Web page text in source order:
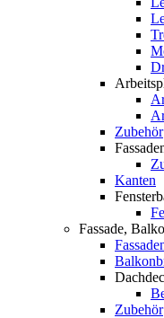
Zubehör
Kanten
Fassade,
Zubehör